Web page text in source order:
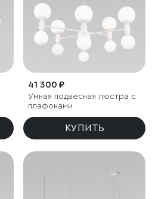
41 300 ₽
Умная подвесная люстра с
плафонами
КУПИТЬ